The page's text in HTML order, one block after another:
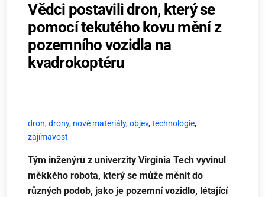
Vědci postavili dron, který se
pomocí tekutého kovu mění z
pozemního vozidla na
kvadrokoptéru
dron,drony, nové materiály,objev,technologie,
zajímavost
Tým inženýrů z univerzity Virginia Tech vyvinul
měkkého robota, který se může měnit do
různých podob, jako je pozemní vozidlo, létající